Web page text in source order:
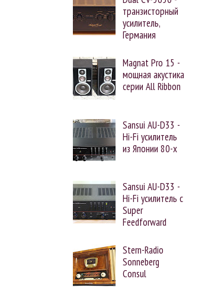
транзисторный
усилитель,
Германия
Magnat Pro 15 -
мощная акустика
серии All Ribbon
Sansui AU-D33 -
Hi-Fi усилитель
из Японии 80-х
Sansui AU-D33 -
Hi-Fi усилитель с
Super
Feedforward
Stern-Radio
Sonneberg
Consul